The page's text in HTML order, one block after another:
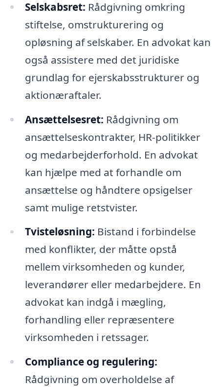
Selskabsret: Rådgivning omkring
stiftelse, omstrukturering og
opløsning af selskaber. En advokat kan
også assistere med det juridiske
grundlag for ejerskabsstrukturer og
aktionæraftaler.
Ansættelsesret: Rådgivning om
ansættelseskontrakter, HR-politikker
og medarbejderforhold. En advokat
kan hjælpe med at forhandle om
ansættelse og håndtere opsigelser
samt mulige retstvister.
Tvisteløsning: Bistand i forbindelse
med konflikter, der måtte opstå
mellem virksomheden og kunder,
leverandører eller medarbejdere. En
advokat kan indgå i mægling,
forhandling eller repræsentere
virksomheden i retssager.
Compliance og regulering:
Rådgivning om overholdelse af